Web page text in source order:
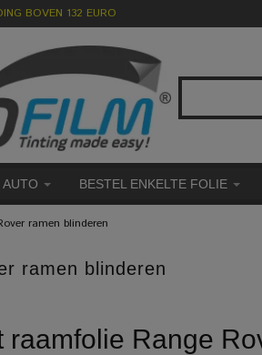
BOVEN 132 EURO
AUTO BESTEL ENKELTE FOLIE
ramen blinderen
ramen blinderen
raamfolie Range